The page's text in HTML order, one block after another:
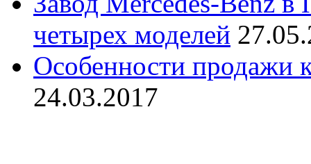
четырех моделей
Особенности продажи
24.03.2017